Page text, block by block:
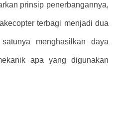
prinsip penerbangannya,
terbagi menjadi dua
menghasilkan daya
apa yang digunakan